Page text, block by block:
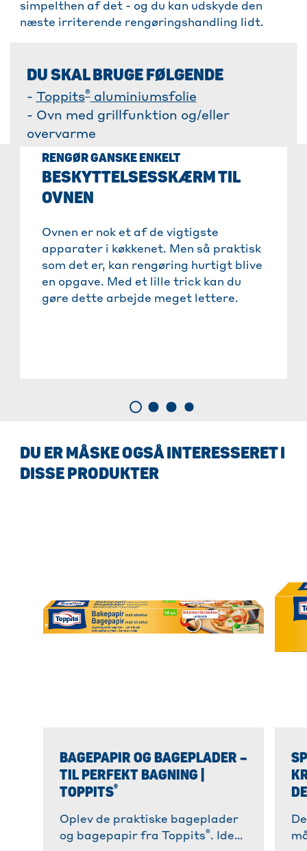
simpelthen af det - og du kan udskyde den
næste irriterende rengøringshandling lidt.
DU SKAL BRUGE FØLGENDE
- Toppits®aluminiumsfolie
- Ovn med grillfunktion og/eller
overvarme
RENGØR GANSKE ENKELT
BESKYTTELSESSKÆRM TIL
OVNEN
Ovnen er nok et af de vigtigste
apparater i køkkenet. Men så praktisk
som det er, kan rengøring hurtigt blive
en opgave. Med et lille trick kan du
gøre dette arbejde meget lettere.
DU ER MÅSKE OGSÅ INTERESSERET I
DISSE PRODUKTER
BAGEPAPIR OG BAGEPLADER –
TIL PERFEKT BAGNING |
TOPPITS®
Oplev de praktiske bageplader
og bagepapir fra Toppits®. Ideel